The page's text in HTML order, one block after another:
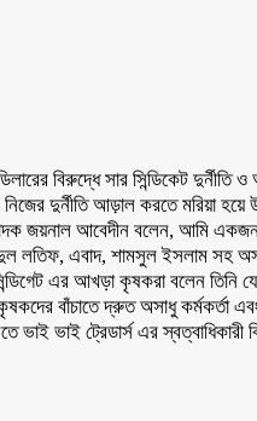
বিরুদ্ধে সার সিন্ডিকেট
আড়াল করতে মরিয়া হয়ে
জয়নাল আবেদীন বলেন, আমি
লতিফ, এবাদ, শামসুল ইসলাম
এর আখড়া কৃষকরা বলেন
বাঁচাতে দ্রুত অসাধু কর্মকর্তা
ভাই ভাই ট্রেডার্স এর